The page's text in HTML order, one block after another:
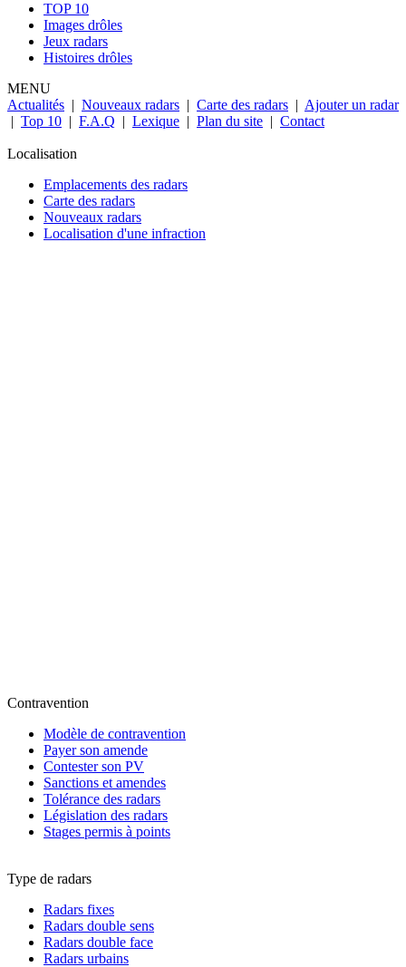
TOP 10
Images drôles
Jeux radars
Histoires drôles
MENU
Actualités | Nouveaux radars | Carte des radars | Ajouter un radar
| Top 10 | F.A.Q | Lexique | Plan du site | Contact
Localisation
Emplacements des radars
Carte des radars
Nouveaux radars
Localisation d'une infraction
Contravention
Modèle de contravention
Payer son amende
Contester son PV
Sanctions et amendes
Tolérance des radars
Législation des radars
Stages permis à points
Type de radars
Radars fixes
Radars double sens
Radars double face
Radars urbains